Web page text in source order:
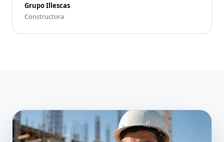
Grupo Illescas
Constructora